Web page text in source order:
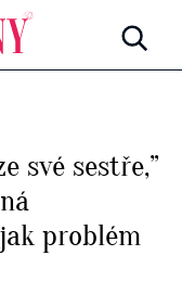
své sestře,”
problém